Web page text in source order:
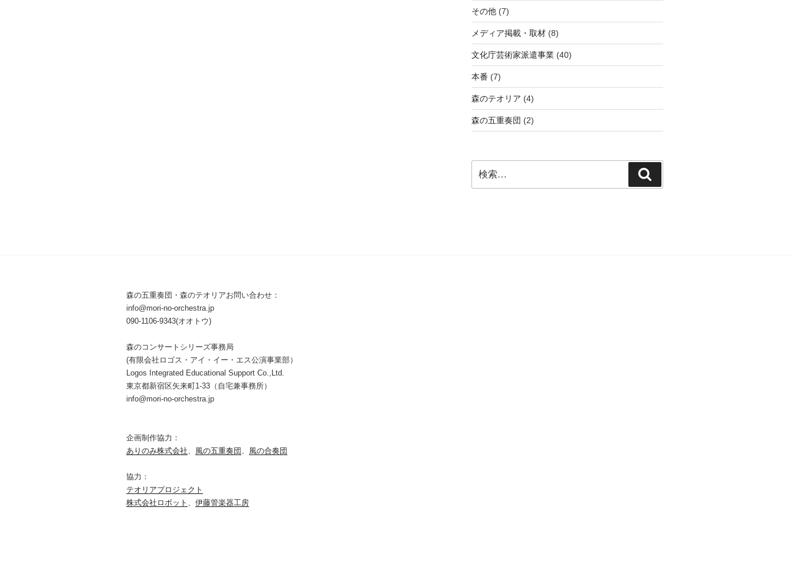
その他(7)
メディア掲載・取材(8)
文化庁芸術家派遣事業(40)
本番 (7)
森のテオリア (4)
森の五重奏団 (2)
索:
索
森の五重奏団・森のテオリアお問い合わせ：
info@mori-no-orchestra.jp
090-1106-9343(オオトウ)
森のコンサートシリーズ事務局
(有限会社ロゴス・アイ・イー・エス公演事業部）
Logos Integrated Educational Support Co.,Ltd.
東京都新宿区矢来町1-33（自宅兼事務所）
info@mori-no-orchestra.jp
企画制作協力：
ありのみ株式会社、 風の五重奏団 、 風の合奏団
協力：
テオリアプロジェクト
株式会社ロボット 、 伊藤管楽器工房